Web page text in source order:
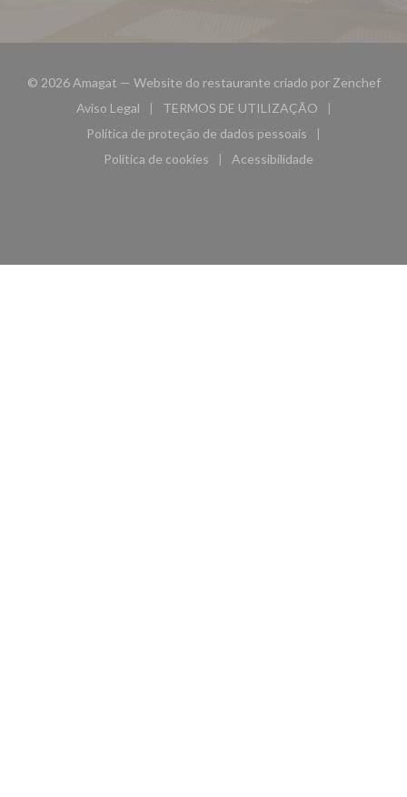
© 2026 Amagat — Website do restaurante criado por Zenchef
Aviso Legal
((abre numa nova janela))
TERMOS DE UTILIZAÇÃO
((abre numa nova janela))
Política de proteção de dados pessoais
((abre numa nova janela))
Política de cookies
((abre numa nova janela))
Acessibilidade